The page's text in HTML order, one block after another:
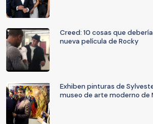
Creed: 10 cosas que
nueva película de Rocky
Exhiben pinturas de
museo de arte moderno de